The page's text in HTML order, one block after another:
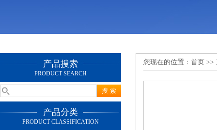
产品搜索
PRODUCT SEARCH
产品分类
PRODUCT CLASSIFICATION
您现在的位置： 首页 >>